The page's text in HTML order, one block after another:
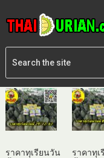
ราคาทุเรียนวัน
ราคาทุ